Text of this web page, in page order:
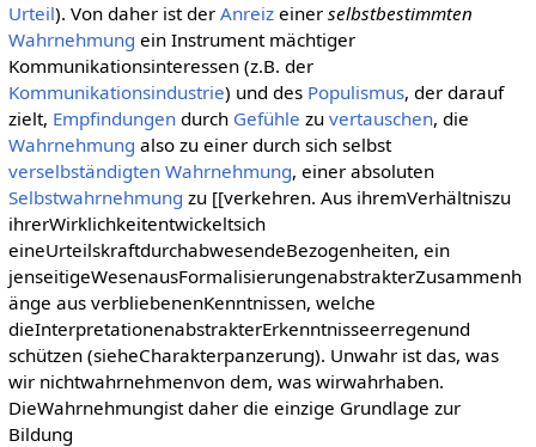
Urteil). Von daher ist der Anreizeiner selbstbestimmten
Wahrnehmung ein Instrument mächtiger
Kommunikationsinteressen (z.B. der
Kommunikationsindustrie) und des Populismus, der darauf
zielt, Empfindungendurch Gefühle zu vertauschen, die
Wahrnehmung also zu einer durch sich selbst
verselbständigten Wahrnehmung, einer absoluten
Selbstwahrnehmung zu [[verkehren. Aus ihremVerhältniszu
ihrerWirklichkeitentwickeltsich
eineUrteilskraftdurchabwesendeBezogenheiten, ein
jenseitigeWesenausFormalisierungenabstrakterZusammenh
änge aus verbliebenenKenntnissen, welche
dieInterpretationenabstrakterErkenntnisseerregenund
schützen (sieheCharakterpanzerung). Unwahr ist das, was
wir nichtwahrnehmenvon dem, was wirwahrhaben.
DieWahrnehmungist daher die einzige Grundlage zur
Bildung